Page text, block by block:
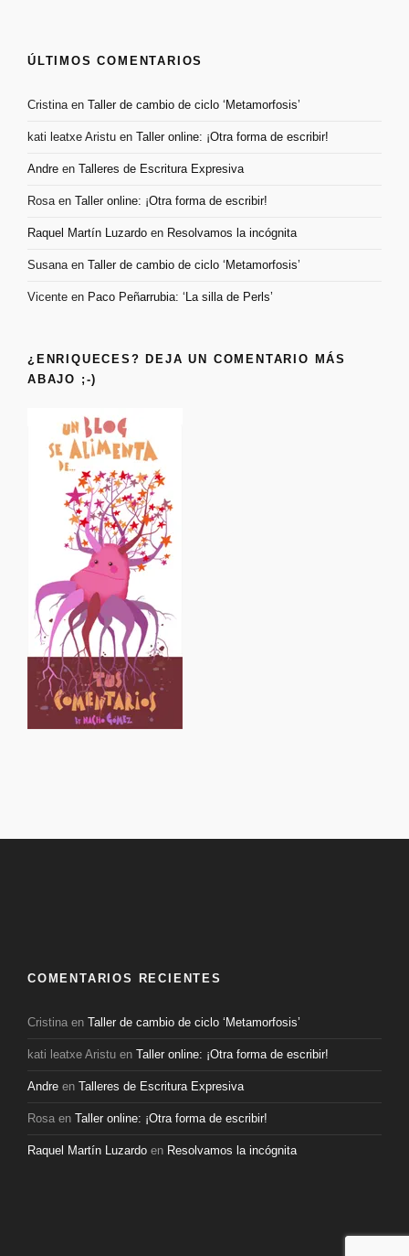
ÚLTIMOS COMENTARIOS
Cristinaen Taller de cambio de ciclo ‘Metamorfosis’
kati leatxe Aristu en Taller online: ¡Otra forma de escribir!
Andre en Talleres de Escritura Expresiva
Rosaen Taller online: ¡Otra forma de escribir!
Raquel Martín Luzardo en Resolvamos la incógnita
Susanaen Taller de cambio de ciclo ‘Metamorfosis’
Vicente en Paco Peñarrubia: ‘La silla de Perls’
¿ENRIQUECES? DEJA UN COMENTARIO MÁS
ABAJO ;-)
COMENTARIOS RECIENTES
Cristina en Taller de cambio de ciclo ‘Metamorfosis’
kati leatxe Aristu en Taller online: ¡Otra forma de escribir!
Andre en Talleres de Escritura Expresiva
Rosa en Taller online: ¡Otra forma de escribir!
Raquel Martín Luzardo en Resolvamos la incógnita